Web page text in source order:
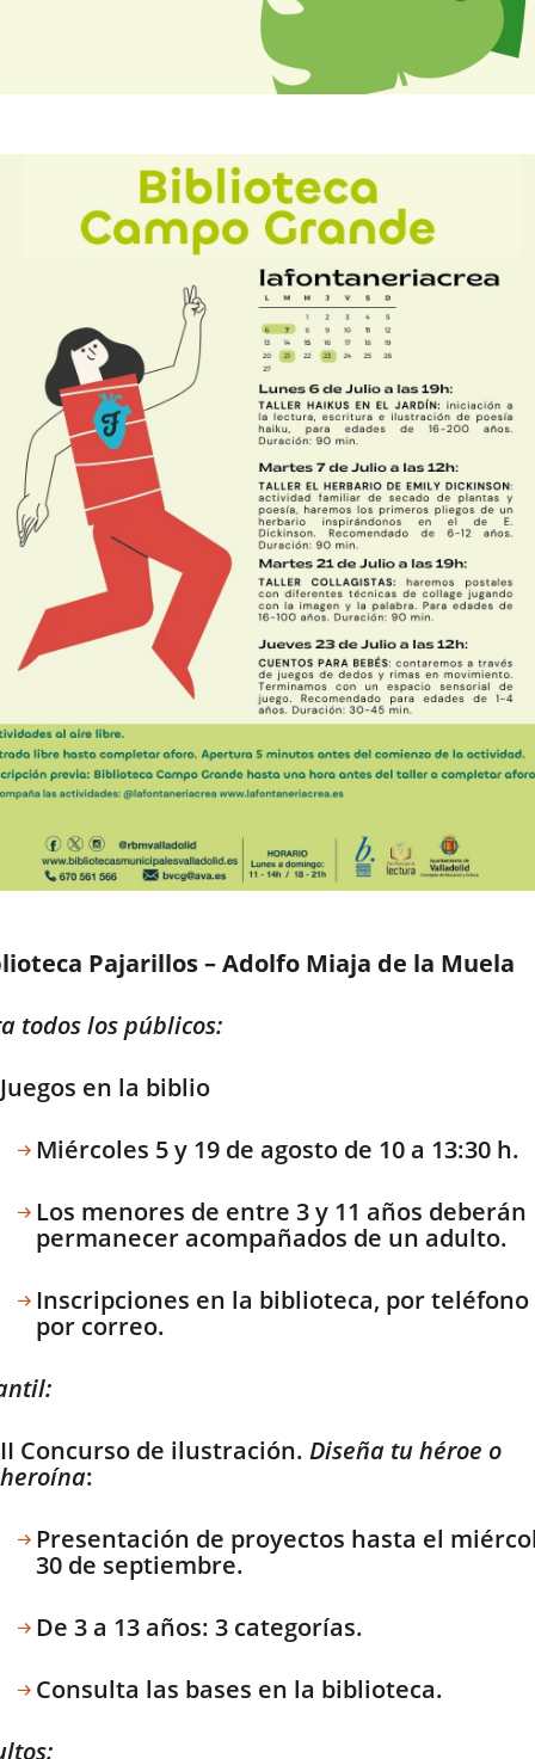
Pajarillos – Adolfo Miaja de la Muela
todos los públicos:
Juegos en la biblio
Miércoles 5 y 19 de agosto de 10 a 13:30 h.
Los menores de entre 3 y 11 años deberán
permanecer acompañados de un adulto.
Inscripciones en la biblioteca, por teléfono
por correo.
II Concurso de ilustración. Diseña tu héroe o
heroína:
Presentación de proyectos hasta el
30 de septiembre.
De 3 a 13 años: 3 categorías.
Consulta las bases en la biblioteca.